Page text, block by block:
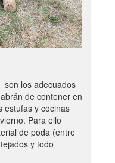
los adecuados
de contener en
estufas y cocinas
Para ello
de poda (entre
y todo